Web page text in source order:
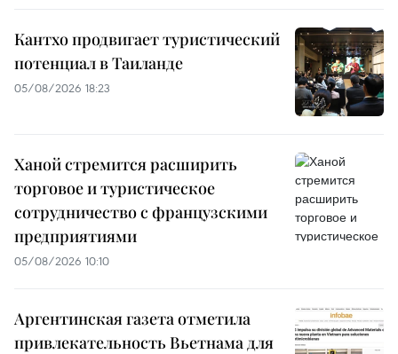
Кантхо продвигает туристический
потенциал в Таиланде
05/08/2026 18:23
Ханой стремится расширить
торговое и туристическое
сотрудничество с французскими
предприятиями
05/08/2026 10:10
Аргентинская газета отметила
привлекательность Вьетнама для